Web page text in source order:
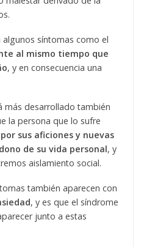
algunos síntomas como el
al mismo tiempo que
, y en consecuencia una
más desarrollado también
la persona que lo sufre
sus aficiones y nuevas
de su vida personal, y
aislamiento social.
también aparecen con
, y es que el síndrome
junto a estas